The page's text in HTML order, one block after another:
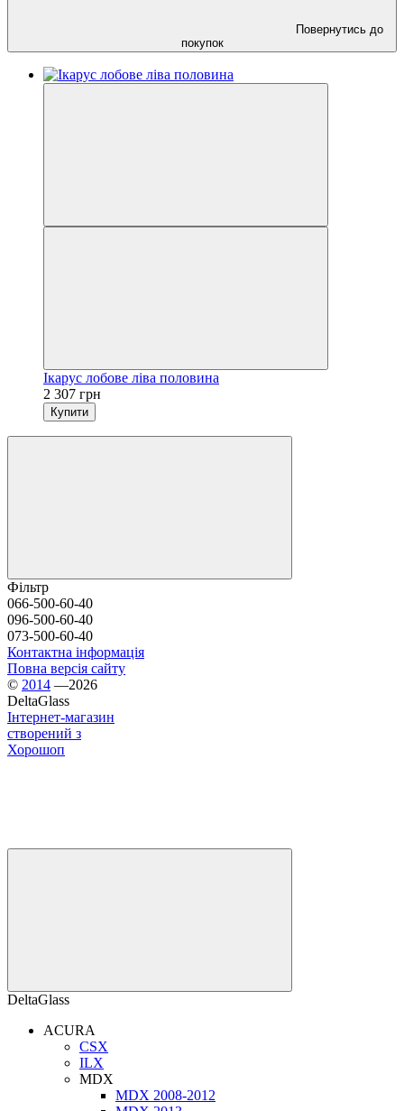
Повернутись до
покупок
Ікарус лобове ліва половина
2 307 грн
Купити
Фільтр
066-500-60-40
096-500-60-40
073-500-60-40
Контактна інформація
Повна версія сайту
© 2014 —2026
DeltaGlass
Інтернет-магазин
створений з
Хорошоп
DeltaGlass
ACURA
CSX
ILX
MDX
MDX 2008-2012